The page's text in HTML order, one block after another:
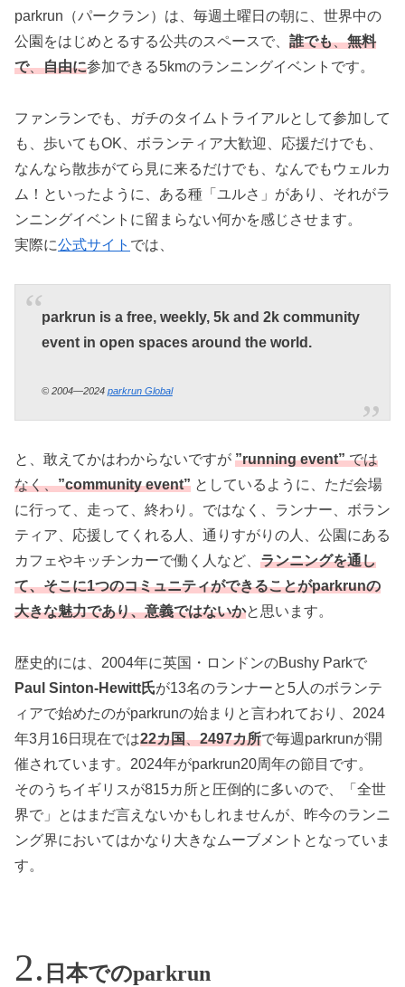
parkrun（パークラン）は、毎週土曜日の朝に、世界中の
公園をはじめとるする公共のスペースで、 誰でも、無料
で、自由に参加できる5kmのランニングイベントです。
ファンランでも、ガチのタイムトライアルとして参加して
も、歩いてもOK、ボランティア大歓迎、応援だけでも、
なんなら散歩がてら見に来るだけでも、なんでもウェルカ
ム！といったように、ある種「ユルさ」があり、それがラ
ンニングイベントに留まらない何かを感じさせます。
実際に公式サイト では、
parkrun is a free, weekly, 5k and 2k community
event in open spaces around the world.
© 2004—2024 parkrun Global
と、敢えてかはわからないですが ”running event”では
なく、”community event” としているように、ただ会場
に行って、走って、終わり。ではなく、ランナー、ボラン
ティア、応援してくれる人、通りすがりの人、公園にある
カフェやキッチンカーで働く人など、 ランニングを通し
て、そこに1つのコミュニティができることがparkrunの
大きな魅力であり、意義ではないかと思います。
歴史的には、2004年に英国・ロンドンのBushy Parkで
Paul Sinton-Hewitt氏が13名のランナーと5人のボランテ
ィアで始めたのがparkrunの始まりと言われており、2024
年3月16日現在では22カ国、2497カ所で毎週parkrunが開
催されています。2024年がparkrun20周年の節目です。
そのうちイギリスが815カ所と圧倒的に多いので、「全世
界で」とはまだ言えないかもしれませんが、昨今のランニ
ング界においてはかなり大きなムーブメントとなっていま
す。
日本でのparkrun